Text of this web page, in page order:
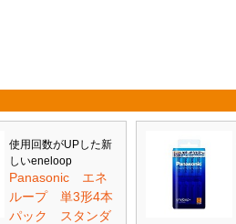
使用回数がUPした新
しいeneloop
Panasonic エネ
ループ 単3形4本
パック スタンダ